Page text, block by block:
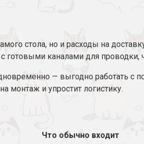
стола, но и расходы на
каналами для проводки,
— выгодно работать с
монтаж и упростит логистику.
Что обычно входит